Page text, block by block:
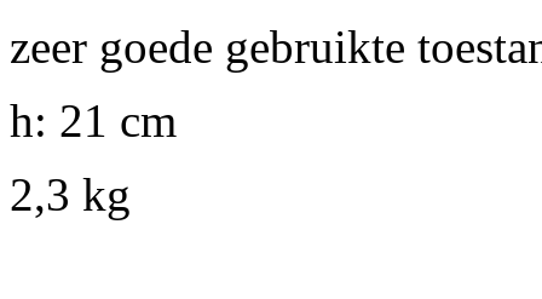
zeer goede gebruikte
h: 21 cm
2,3 kg